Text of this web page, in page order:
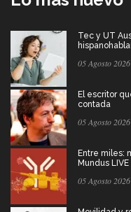
Tec y UT
05 Agosto 2026
El escritor
contada
05 Agosto 2026
Entre miles:
Mundus LIVE
05 Agosto 2026